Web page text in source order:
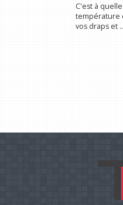
C'est à
température
vos draps et